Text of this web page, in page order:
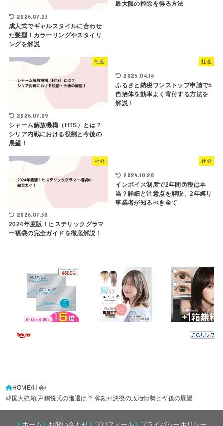
2026.07.23
成人式でギャルスタイルに合わせ
た髪型！カラーリングやスタイリ
ングを解説
最大限の控除を得る方法
社会
2026.07.09
シャーム解放機構（HTS）とは？
シリア内戦における役割と今後の
展望！
社会
2025.04.14
ふるさと納税ワンストップ申請で5
自治体を効率よく寄付する方法を
解説！
社会
2026.07.30
2024年度版！ヒステリックグラマ
ー福袋の完全ガイドを徹底解説！
社会
2024.10.28
インボイス制度で2年間免税は本
当？詳細と注意点を解説、2年縛り
事業者が知るべき全て
HOME 社会
韓国大統領 尹錫悦氏の進退は？ 弾劾可決後の政治情勢と今後の展望
ホーム お問い合わせ プロフィール プライバシーポリシー